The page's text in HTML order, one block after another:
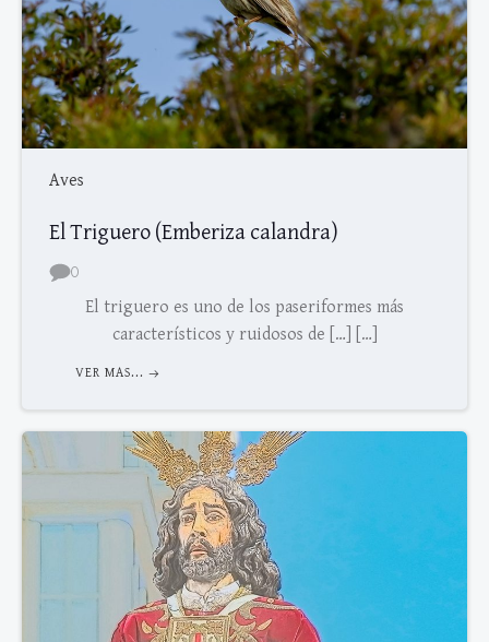
Aves
El Triguero (Emberiza calandra)
0
El triguero es uno de los paseriformes más
característicos y ruidosos de […] […]
VER MAS...